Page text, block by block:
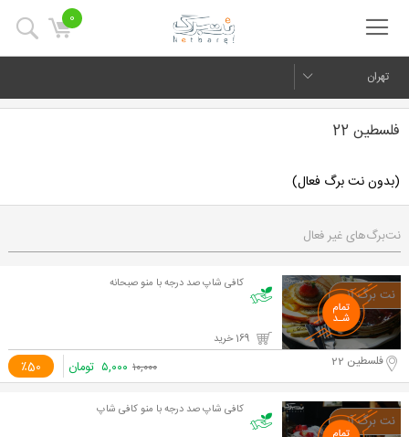
0
تهران
فلسطین 22
(بدون نت برگ فعال)
نت‌برگ‌های غیر فعال
کافی شاپ صد درجه با منو صبحانه
٪50 فلسطین 22 ۱۰,۰۰۰ ۵,۰۰۰ تومان
کافی شاپ صد درجه با منو کافی شاپ